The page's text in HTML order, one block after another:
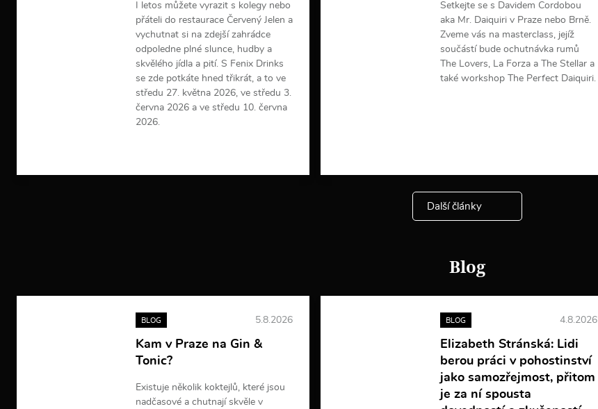
I letos můžete vyrazit s kolegy nebo
přáteli do restaurace Červený Jelen a
vychutnat si na zdejší zahrádce
odpoledne plné slunce, hudby a
skvělého jídla a pití. S Fenix Drinks
se zde potkáte hned třikrát, a to ve
středu 27. května 2026, ve středu 3.
června 2026 a ve středu 10. června
2026.
c
Setkejte se s Davidem Cordobou
aka Mr. Daiquiri v Praze nebo Brně.
Zveme vás na masterclass, jejíž
součástí bude ochutnávka rumů
The Lovers, La Forza a The Stellar a
také workshop The Perfect Daiquiri.
o
r
m
Další články
Blog
BLOG 5.8.2026
Kam v Praze na Gin &
Tonic?
Existuje několik koktejlů, které jsou
nadčasové a chutnají skvěle v
BLOG 4.8.2026
Elizabeth Stránská: Lidi
berou práci v pohostinství
jako samozřejmost, přitom
je za ní spousta